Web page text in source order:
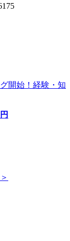
開始！経験・知
円